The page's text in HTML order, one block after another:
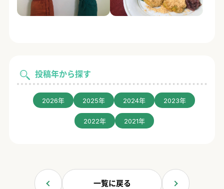
投稿年から探す
2026年 2025年 2024年 2023年
2022年 2021年
一覧に戻る